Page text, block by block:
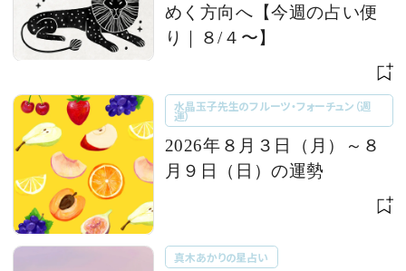
めく方向へ【今週の占い便
り｜８/４〜】
水晶玉子先生のフルーツ・フォーチュン（週
運）
2026年８月３日（月）～８
月９日（日）の運勢
真木あかりの星占い